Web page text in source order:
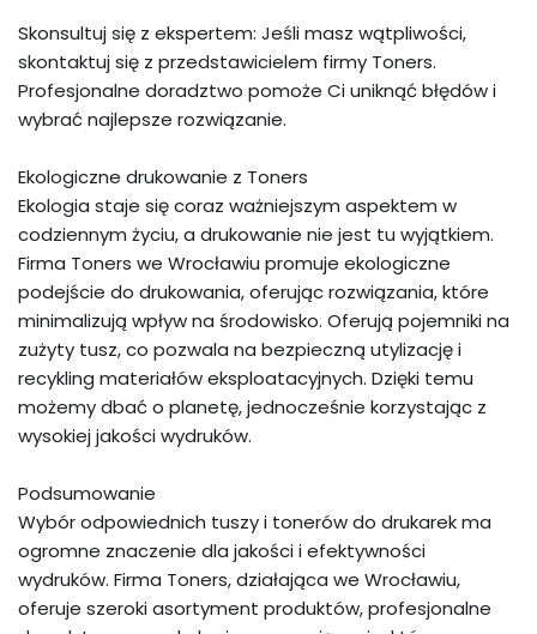
Skonsultuj się z ekspertem: Jeśli masz wątpliwości,
skontaktuj się z przedstawicielem firmy Toners.
Profesjonalne doradztwo pomoże Ci uniknąć błędów i
wybrać najlepsze rozwiązanie.
Ekologiczne drukowanie z Toners
Ekologia staje się coraz ważniejszym aspektem w
codziennym życiu, a drukowanie nie jest tu wyjątkiem.
Firma Toners we Wrocławiu promuje ekologiczne
podejście do drukowania, oferując rozwiązania, które
minimalizują wpływ na środowisko. Oferują pojemniki na
zużyty tusz, co pozwala na bezpieczną utylizację i
recykling materiałów eksploatacyjnych. Dzięki temu
możemy dbać o planetę, jednocześnie korzystając z
wysokiej jakości wydruków.
Podsumowanie
Wybór odpowiednich tuszy i tonerów do drukarek ma
ogromne znaczenie dla jakości i efektywności
wydruków. Firma Toners, działająca we Wrocławiu,
oferuje szeroki asortyment produktów, profesjonalne